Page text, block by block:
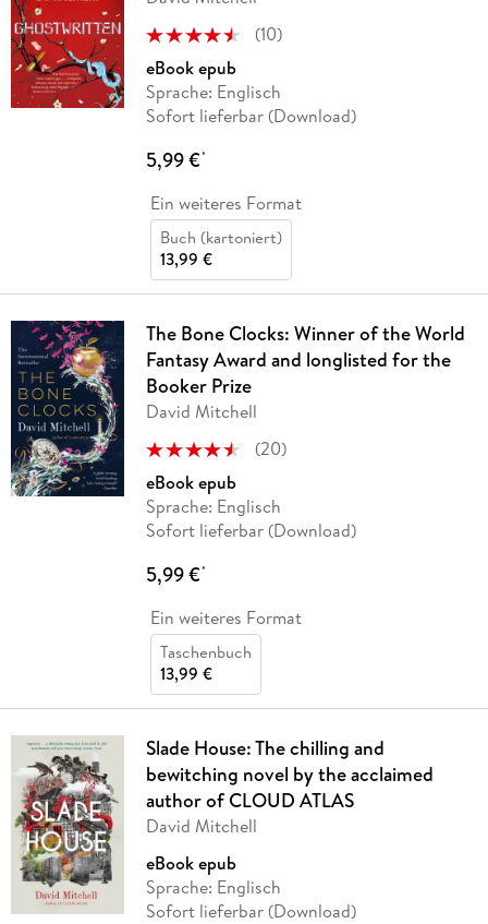
(10)
eBook epub
Sprache: Englisch
Sofort lieferbar (Download)
5,99 €*
Ein weiteres Format
Buch (kartoniert)
13,99 €
The Bone Clocks: Winner of the World
Fantasy Award and longlisted for the
Booker Prize
David Mitchell
(20)
eBook epub
Sprache: Englisch
Sofort lieferbar (Download)
5,99 €*
Ein weiteres Format
Taschenbuch
13,99 €
Slade House: The chilling and
bewitching novel by the acclaimed
author of CLOUD ATLAS
David Mitchell
eBook epub
Sprache: Englisch
Sofort lieferbar (Download)